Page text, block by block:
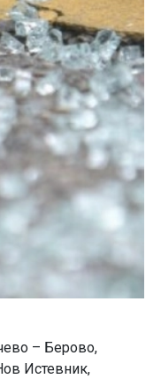
– Берово,
Истевник,